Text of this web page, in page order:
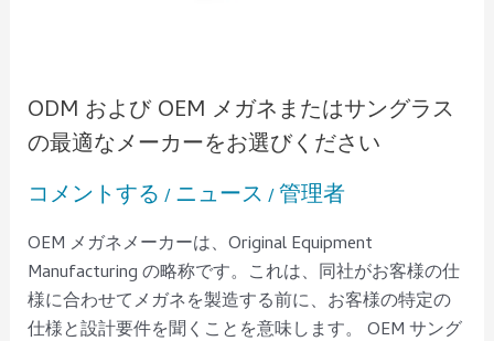
ODM および OEM メガネまたはサングラス
の最適なメーカーをお選びください
コメントする /ニュース /管理者
OEM メガネメーカーは、Original Equipment
Manufacturing の略称です。これは、同社がお客様の仕
様に合わせてメガネを製造する前に、お客様の特定の
仕様と設計要件を聞くことを意味します。 OEM サング
の
最
適
な
メ
ー
カ
ー
を